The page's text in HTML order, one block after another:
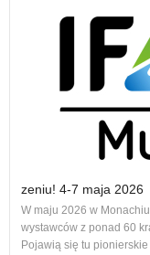
zeniu! 4-7 maja 2026
W maju 2026 w
wystawców z ponad 60
Pojawią się tu